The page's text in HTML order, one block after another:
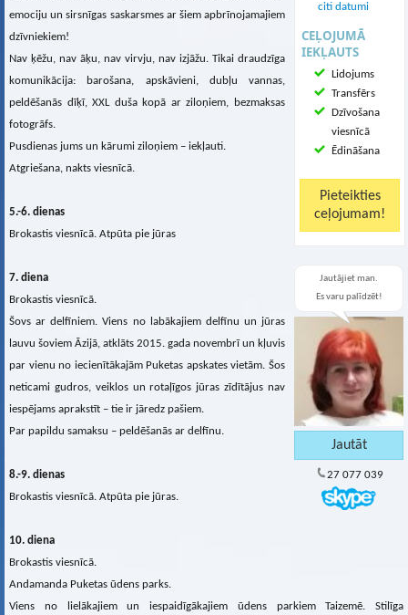
citi datumi
CEĻOJUMĀ
IEKĻAUTS
Lidojums
Transfērs
Dzīvošana
viesnīcā
Ēdināšana
Jautājiet man.
Es varu palīdzēt!
27 077 039
emociju un sirsnīgas saskarsmes ar šiem apbrīnojamajiem
dzīvniekiem!
Nav ķēžu, nav āķu, nav virvju, nav izjāžu. Tikai draudzīga
komunikācija: barošana, apskāvieni, dubļu vannas,
peldēšanās dīķī, XXL duša kopā ar ziloņiem, bezmaksas
fotogrāfs.
Pusdienas jums un kārumi ziloņiem – iekļauti.
Atgriešana, nakts viesnīcā.
5.-6. dienas
Brokastis viesnīcā. Atpūta pie jūras
7. diena
Brokastis viesnīcā.
Šovs ar delfīniem. Viens no labākajiem delfīnu un jūras
lauvu šoviem Āzijā, atklāts 2015. gada novembrī un kļuvis
par vienu no iecienītākajām Puketas apskates vietām. Šos
neticami gudros, veiklos un rotaļīgos jūras zīdītājus nav
iespējams aprakstīt – tie ir jāredz pašiem.
Par papildu samaksu – peldēšanās ar delfīnu.
8.-9. dienas
Brokastis viesnīcā. Atpūta pie jūras.
10. diena
Brokastis viesnīcā.
Andamanda Puketas ūdens parks.
Viens no lielākajiem un iespaidīgākajiem ūdens parkiem Taizemē. Stilīga